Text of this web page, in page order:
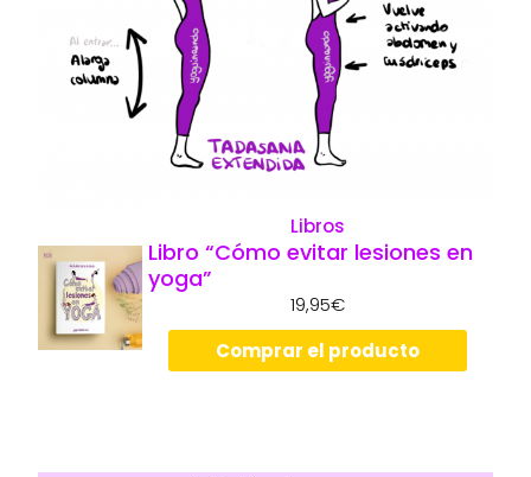
Libros
Libro “Cómo evitar lesiones en
yoga”
19,95€
Comprar el producto